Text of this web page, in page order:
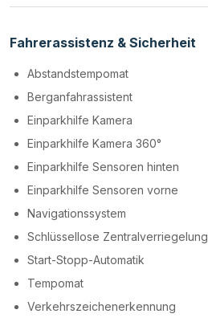
Fahrerassistenz & Sicherheit
Abstandstempomat
Berganfahrassistent
Einparkhilfe Kamera
Einparkhilfe Kamera 360°
Einparkhilfe Sensoren hinten
Einparkhilfe Sensoren vorne
Navigationssystem
Schlüssellose Zentralverriegelung
Start-Stopp-Automatik
Tempomat
Verkehrszeichenerkennung